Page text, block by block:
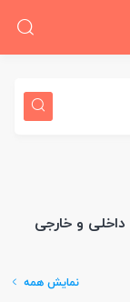
داخلی و خارجی
نمایش همه